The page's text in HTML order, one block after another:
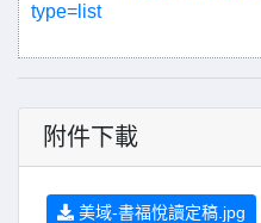
type=list
附件下載
美域-書福悅讀定稿.jpg